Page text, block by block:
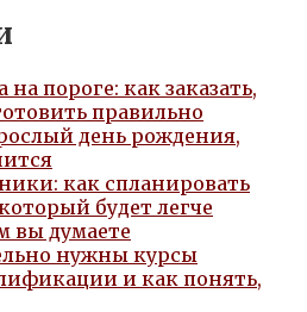
пороге: как заказать,
правильно
день рождения,
как спланировать
будет легче
вы думаете
нужны курсы
и как понять,